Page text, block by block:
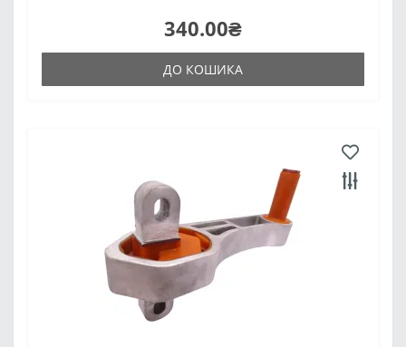
340.00₴
ДО КОШИКА